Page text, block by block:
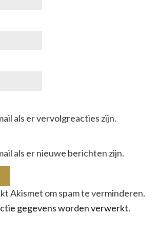
als er vervolgreacties zijn.
als er nieuwe berichten zijn.
Akismet om spam te verminderen.
gegevens worden verwerkt.